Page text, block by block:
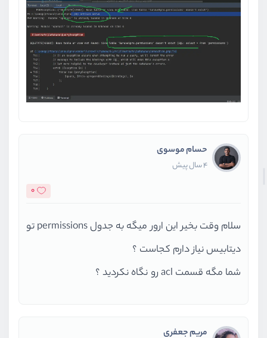
حسام موسوی
4 سال پیش
0
سلام وقت بخیر این ارور میگه به جدول permissions تو
دیتابیس نیاز دارم کجاست ؟
شما مگه قسمت acl رو نگاه نکردید ؟
مریم جعفری